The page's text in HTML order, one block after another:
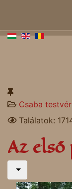
Csaba
Találatok:
Az